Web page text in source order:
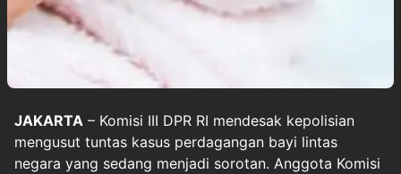
JAKARTA – Komisi III DPR RI mendesak kepolisian
mengusut tuntas kasus perdagangan bayi lintas
negara yang sedang menjadi sorotan. Anggota Komisi